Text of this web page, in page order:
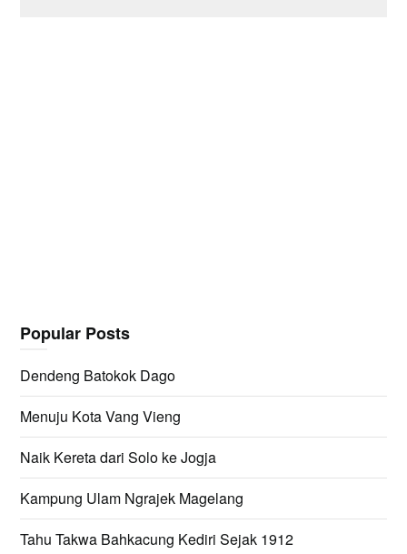
Popular Posts
Dendeng Batokok Dago
Menuju Kota Vang Vieng
Naik Kereta dari Solo ke Jogja
Kampung Ulam Ngrajek Magelang
Tahu Takwa Bahkacung Kediri Sejak 1912